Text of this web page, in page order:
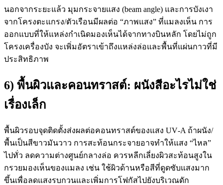
นอกจากระยะแล้ว มุมกระจายแสง (beam angle) และการบังเงา
จากโครงตะแกรง/ตัวเรือนมีผลต่อ “ภาพแสง” ที่แมลงเห็น การ
ออกแบบที่ให้แหล่งกำเนิดมองเห็นได้จากทางบินหลัก โดยไม่ถูก
โครงเครื่องบัง จะเพิ่มอัตราเข้าถึงแหล่งล่อและพื้นที่แผ่นกาวที่มี
ประสิทธิภาพ
6) พื้นผิวและคอนทราสต์: ผนังสีอะไรไม่ใช่
เรื่องเล็ก
พื้นผิวรอบจุดติดตั้งส่งผลต่อคอนทราสต์ของแสง UV‑A ถ้าผนัง/
พื้นเป็นสีขาวมันวาว การสะท้อนกระจายอาจทำให้แสง “ไหล”
ไปทั่ว ลดความต่างศูนย์กลางล่อ ควรหลีกเลี่ยงผิวสะท้อนสูงใน
กรวยมองเห็นของแมลง เช่น ใช้ผิวด้านหรือสีที่ดูดซับแสงมาก
ขึ้นเพื่อลดแสงรบกวนและเพิ่มการโฟกัสไปยังบริเวณดัก